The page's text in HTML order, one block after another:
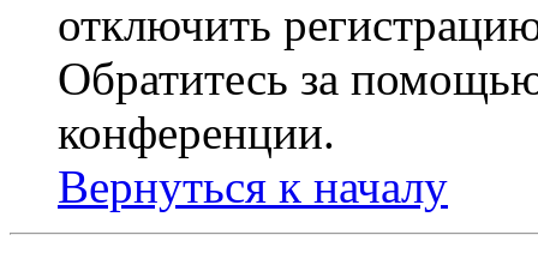
отключить
Обратитесь за
конференции.
Вернуться к началу